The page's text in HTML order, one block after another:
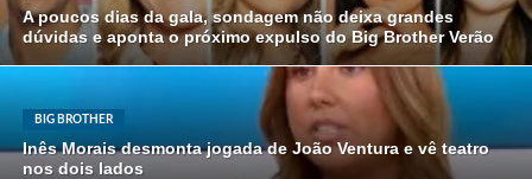
A poucos dias da gala, sondagem não deixa grandes
dúvidas e aponta o próximo expulso do Big Brother Verão
BIG BROTHER
Inês Morais desmonta jogada de João Ventura e vê teatro
nos dois lados